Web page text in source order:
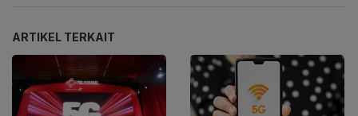
ARTIKEL TERKAIT